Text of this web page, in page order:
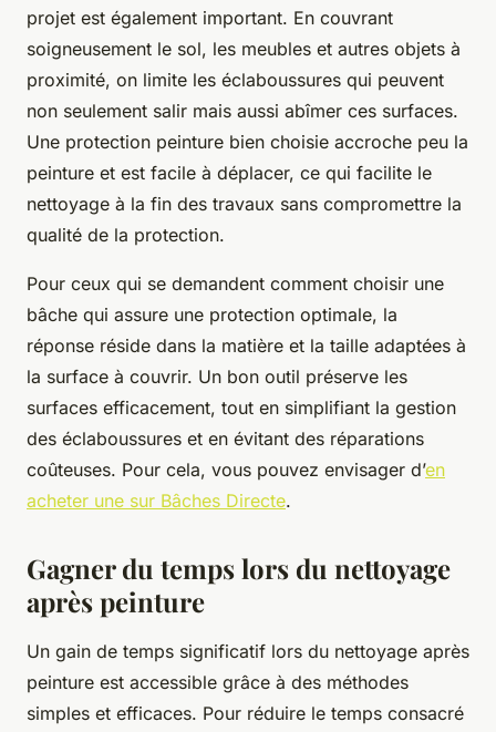
projet est également important. En couvrant
soigneusement le sol, les meubles et autres objets à
proximité, on limite les éclaboussures qui peuvent
non seulement salir mais aussi abîmer ces surfaces.
Une protection peinture bien choisie accroche peu la
peinture et est facile à déplacer, ce qui facilite le
nettoyage à la fin des travaux sans compromettre la
qualité de la protection.
Pour ceux qui se demandent comment choisir une
bâche qui assure une protection optimale, la
réponse réside dans la matière et la taille adaptées à
la surface à couvrir. Un bon outil préserve les
surfaces efficacement, tout en simplifiant la gestion
des éclaboussures et en évitant des réparations
coûteuses. Pour cela, vous pouvez envisager d’en
acheter une sur Bâches Directe.
Gagner du temps lors du nettoyage
après peinture
Un gain de temps significatif lors du nettoyage après
peinture est accessible grâce à des méthodes
simples et efficaces. Pour réduire le temps consacré